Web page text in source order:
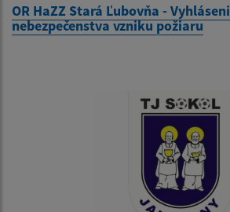
OR HaZZ Stará Ľubovňa -
nebezpečenstva vzniku požiaru